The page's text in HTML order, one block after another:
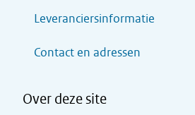
Leveranciersinformatie
Contact en adressen
Over deze site